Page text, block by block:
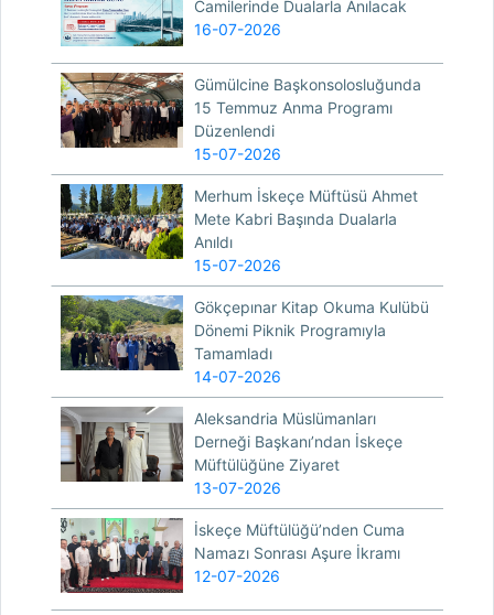
Camilerinde Dualarla Anılacak
16-07-2026
Gümülcine Başkonsolosluğunda
15 Temmuz Anma Programı
Düzenlendi
15-07-2026
Merhum İskeçe Müftüsü Ahmet
Mete Kabri Başında Dualarla
Anıldı
15-07-2026
Gökçepınar Kitap Okuma Kulübü
Dönemi Piknik Programıyla
Tamamladı
14-07-2026
Aleksandria Müslümanları
Derneği Başkanı’ndan İskeçe
Müftülüğüne Ziyaret
13-07-2026
İskeçe Müftülüğü’nden Cuma
Namazı Sonrası Aşure İkramı
12-07-2026